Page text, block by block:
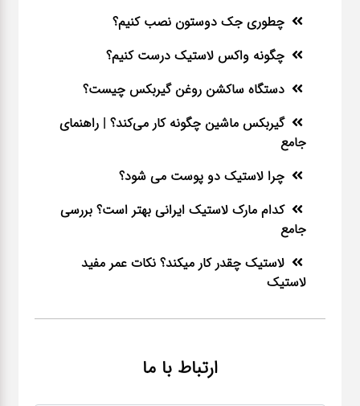
چطوری جک دوستون نصب کنیم؟
چگونه واکس لاستیک درست کنیم؟
دستگاه ساکشن روغن گیربکس چیست؟
گیربکس ماشین چگونه کار می‌کند؟ | راهنمای
جامع
چرا لاستیک دو پوست می شود؟
کدام مارک لاستیک ایرانی بهتر است؟ بررسی
جامع
لاستیک چقدر کار میکند؟ نکات عمر مفید
لاستیک
ارتباط با ما